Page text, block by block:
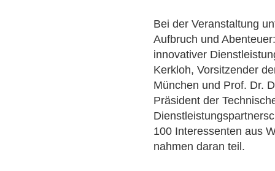
Bei der Veranstaltung
Aufbruch und
innovativer
Kerkloh, Vorsitzender
München und Prof. Dr.
Präsident der
100 Interessenten aus
nahmen daran teil.